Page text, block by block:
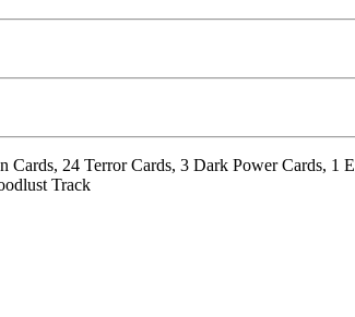
24 Terror Cards, 3 Dark Power Cards, 1
Track